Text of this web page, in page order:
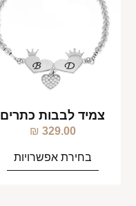
צמיד לבבות כתרים
329.00
₪
בחירת אפשרויות